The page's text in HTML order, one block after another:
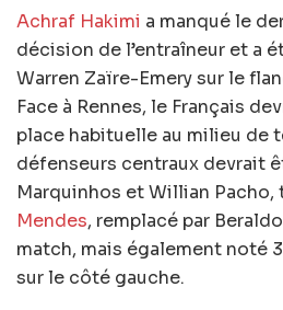
Achraf Hakimi a manqué le
décision de l’entraîneur et a
Warren Zaïre-Emery sur le
Face à Rennes, le Français
place habituelle au milieu de
défenseurs centraux devrait
Marquinhos et Willian Pacho,
Mendes, remplacé par
match, mais également noté
sur le côté gauche.